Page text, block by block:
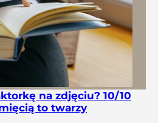
na zdjęciu? 10/10
to twarzy